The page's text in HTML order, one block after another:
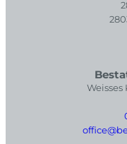
Weisses